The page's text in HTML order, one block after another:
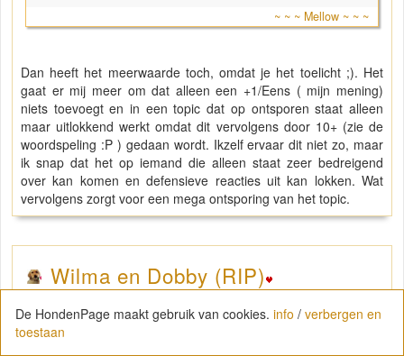
~ ~ ~ Mellow ~ ~ ~
Dan heeft het meerwaarde toch, omdat je het toelicht ;). Het
gaat er mij meer om dat alleen een +1/Eens ( mijn mening)
niets toevoegt en in een topic dat op ontsporen staat alleen
maar uitlokkend werkt omdat dit vervolgens door 10+ (zie de
woordspeling :P ) gedaan wordt. Ikzelf ervaar dit niet zo, maar
ik snap dat het op iemand die alleen staat zeer bedreigend
over kan komen en defensieve reacties uit kan lokken. Wat
vervolgens zorgt voor een mega ontsporing van het topic.
Wilma en Dobby (RIP)
Het zou denk ik fijn zijn als mensen
De HondenPage maakt gebruik van cookies. info / verbergen en
toestaan